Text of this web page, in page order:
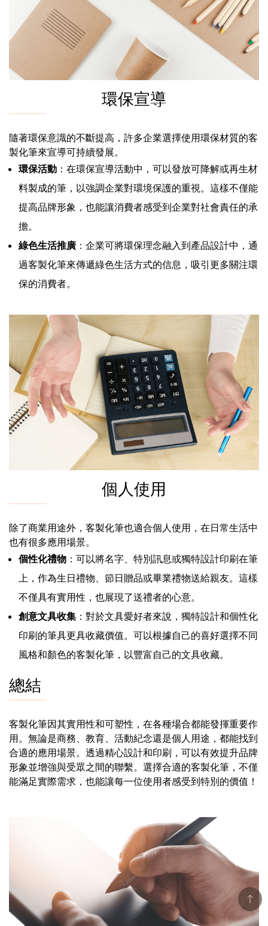
環保宣導
隨著環保意識的不斷提高，許多企業選擇使用環保材質的客
製化筆來宣導可持續發展。
環保活動 ：在環保宣導活動中，可以發放可降解或再生材
料製成的筆，以強調企業對環境保護的重視。這樣不僅能
提高品牌形象，也能讓消費者感受到企業對社會責任的承
擔。
綠色生活推廣 ：企業可將環保理念融入到產品設計中，通
過客製化筆來傳遞綠色生活方式的信息，吸引更多關注環
保的消費者。
個人使用
除了商業用途外，客製化筆也適合個人使用，在日常生活中
也有很多應用場景。
個性化禮物 ：可以將名字、特別訊息或獨特設計印刷在筆
上，作為生日禮物、節日贈品或畢業禮物送給親友。這樣
不僅具有實用性，也展現了送禮者的心意。
創意文具收集 ：對於文具愛好者來說，獨特設計和個性化
印刷的筆具更具收藏價值。可以根據自己的喜好選擇不同
風格和顏色的客製化筆，以豐富自己的文具收藏。
總結
客製化筆因其實用性和可塑性，在各種場合都能發揮重要作
用。無論是商務、教育、活動紀念還是個人用途，都能找到
合適的應用場景。透過精心設計和印刷，可以有效提升品牌
形象並增強與受眾之間的聯繫。選擇合適的客製化筆，不僅
能滿足實際需求，也能讓每一位使用者感受到特別的價值！